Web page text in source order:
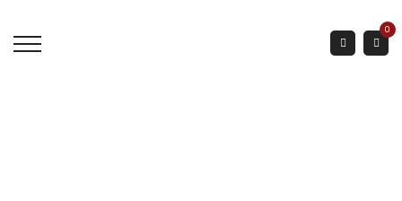
0